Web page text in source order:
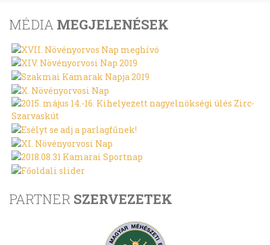
MÉDIA MEGJELENÉSEK
PARTNER SZERVEZETEK